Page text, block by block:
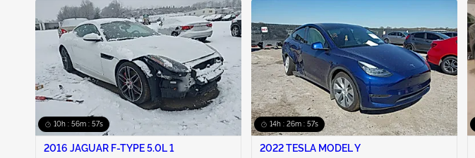
10h : 56m : 56s
2016 JAGUAR F-TYPE 5.0L 1
14h : 26m : 56s
2022 TESLA MODEL Y